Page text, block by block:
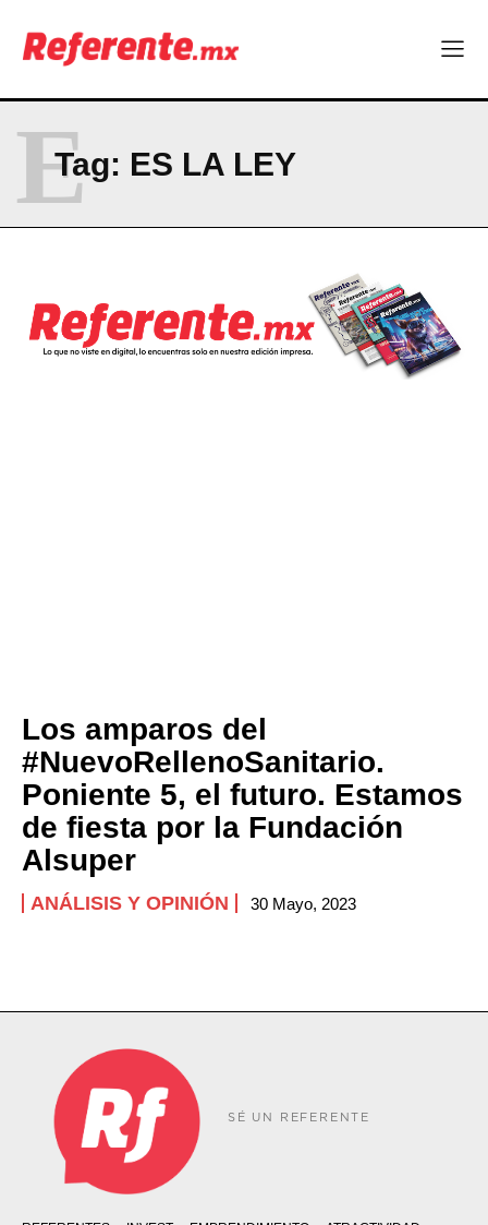
a clases
¿Y si el futuro industrial de Chihuahua estuviera en el aire?
partida
Company
PRIVACY POLICY
NEWSLETTER
Tag: ES LA LEY
E
Los amparos del
#NuevoRellenoSanitario.
Poniente 5, el futuro. Estamos
de fiesta por la Fundación
Alsuper
ANÁLISIS Y OPINIÓN 30 Mayo, 2023
SÉ UN REFERENTE